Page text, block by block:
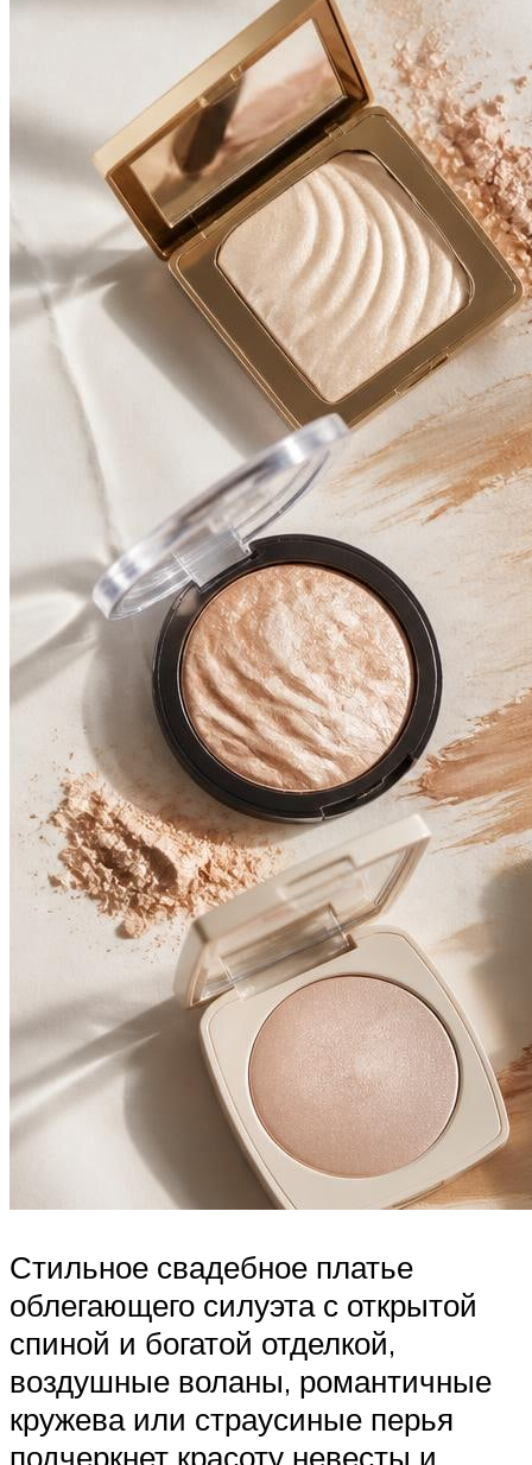
Стильное свадебное платье
облегающего силуэта с открытой
спиной и богатой отделкой,
воздушные воланы, романтичные
кружева или страусиные перья
подчеркнет красоту невесты и